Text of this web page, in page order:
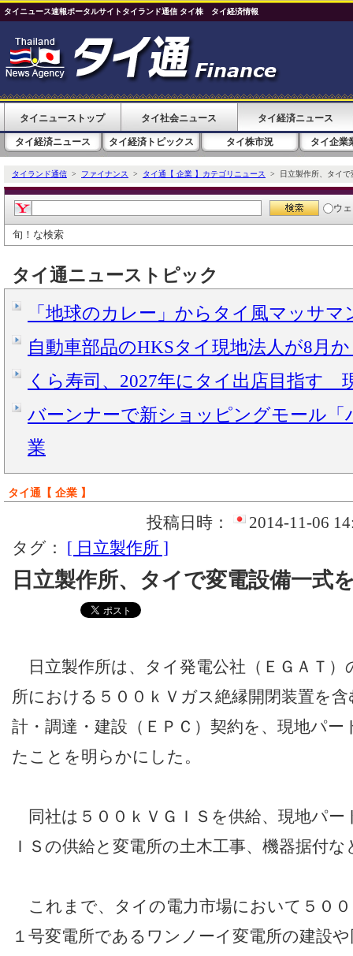
タイニュース速報ポータルサイトタイランド通信 タイ株 タイ経済情報
タイニューストップ タイ社会ニュース タイ経済ニュース
タイ経済ニュース タイ経済トピックス タイ株市況 タイ企業
タイランド通信 > ファイナンス > タイ通【 企業 】カテゴリニュース > 日立製作所、タイで
ウ
旬！な検索
タイ通ニューストピック
「地球のカレー」からタイ風マッサマ
自動車部品のHKSタイ現地法人が8月
くら寿司、2027年にタイ出店目指す
バーンナーで新ショッピングモール「
業
タイ通【 企業 】
投稿日時：
2014-11-06
タグ： [ 日立製作所 ]
日立製作所、タイで変電設備一式
日立製作所は、タイ発電公社（ＥＧＡＴ）
所における５００ｋＶガス絶縁開閉装置を
計・調達・建設（ＥＰＣ）契約を、現地パ
たことを明らかにした。
同社は５００ｋＶＧＩＳを供給、現地パー
ＩＳの供給と変電所の土木工事、機器据付
これまで、タイの電力市場において５０
１号変電所であるワンノーイ変電所の建設